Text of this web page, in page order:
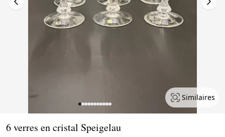
Similaires
6 verres en cristal Speigelau